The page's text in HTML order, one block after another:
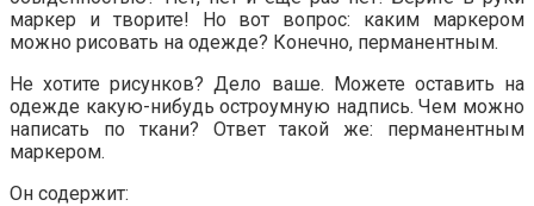
маркер и творите! Но вот вопрос: каким маркером
можно рисовать на одежде? Конечно, перманентным.
Не хотите рисунков? Дело ваше. Можете оставить на
одежде какую-нибудь остроумную надпись. Чем можно
написать по ткани? Ответ такой же: перманентным
маркером.
Он содержит: